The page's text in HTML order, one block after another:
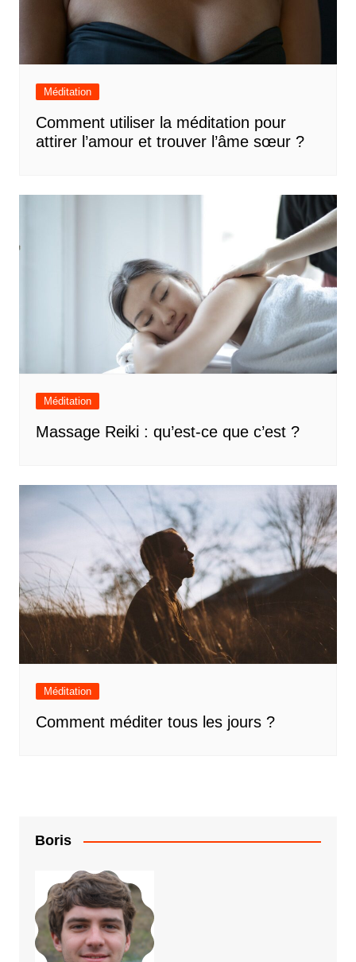
Méditation
Comment utiliser la méditation pour
attirer l’amour et trouver l’âme sœur ?
Méditation
Massage Reiki : qu’est-ce que c’est ?
Méditation
Comment méditer tous les jours ?
Boris